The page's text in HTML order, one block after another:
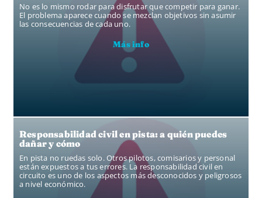
No es lo mismo rodar para disfrutar que competir para ganar.
El problema aparece cuando se mezclan objetivos sin asumir
las consecuencias de cada uno.
Más info
Responsabilidad civil en pista: a quién puedes
dañar y cómo
En pista no ruedas solo. Otros pilotos, comisarios y personal
están expuestos a tus errores. La responsabilidad civil en
circuito es uno de los aspectos más desconocidos y peligrosos
a nivel económico.